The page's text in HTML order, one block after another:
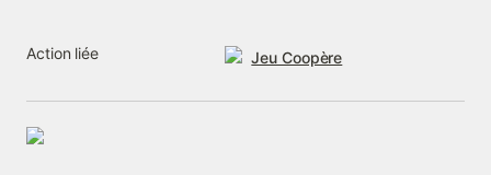
Action liée Jeu Coopère